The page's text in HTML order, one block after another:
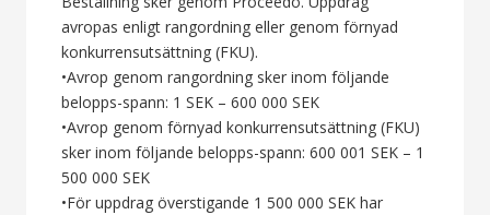
avropas enligt rangordning eller genom förnyad
konkurrensutsättning (FKU).
•Avrop genom rangordning sker inom följande
belopps-spann: 1 SEK – 600 000 SEK
•Avrop genom förnyad konkurrensutsättning (FKU)
sker inom följande belopps-spann: 600 001 SEK – 1
500 000 SEK
•För uppdrag överstigande 1 500 000 SEK har